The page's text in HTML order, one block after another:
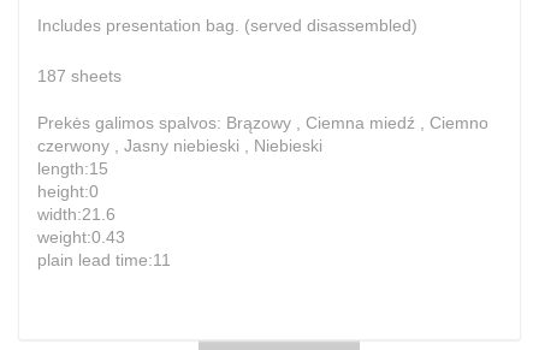
Includes presentation bag. (served disassembled)
187 sheets
Prekės galimos spalvos: Brązowy , Ciemna miedź , Ciemno
czerwony , Jasny niebieski , Niebieski
length:15
height:0
width:21.6
weight:0.43
plain lead time:11